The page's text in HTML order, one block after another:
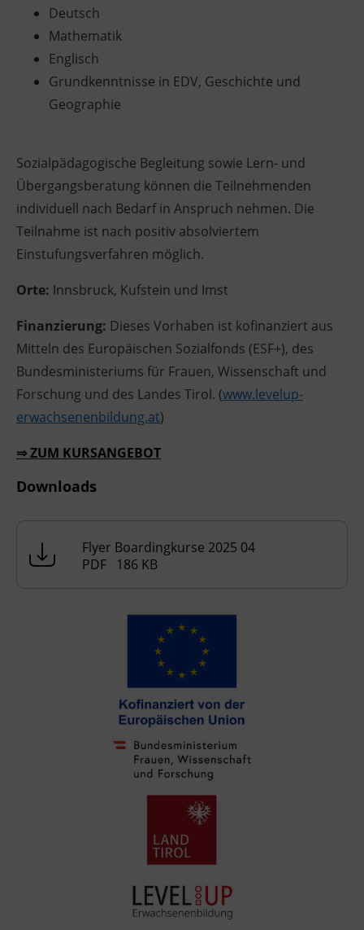
Ingenieurzertifizierung
Deutsch und Integration
Akademisches Studienzentrum
Digitales Lernen
BFI Reutte
BFI Schwaz
Deutsch
Mathematik
Englisch
Grundkenntnisse in EDV, Geschichte und
Geographie
Sozialpädagogische Begleitung sowie Lern- und
Übergangsberatung können die Teilnehmenden
individuell nach Bedarf in Anspruch nehmen. Die
Teilnahme ist nach positiv absolviertem
Einstufungsverfahren möglich.
Orte: Innsbruck, Kufstein und Imst
Finanzierung: Dieses Vorhaben ist kofinanziert aus
Mitteln des Europäischen Sozialfonds (ESF+), des
Bundesministeriums für Frauen, Wissenschaft und
Forschung und des Landes Tirol. (www.levelup-
erwachsenenbildung.at)
⇒ ZUM KURSANGEBOT
Downloads
Flyer Boardingkurse 2025 04
PDF 186 KB